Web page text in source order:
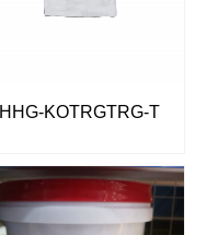
HHG-KOTRGTRG-T